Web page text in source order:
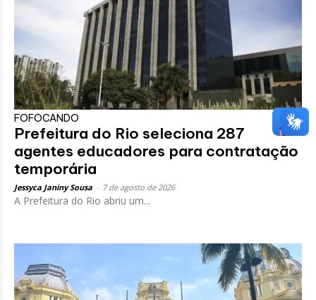
FOFOCANDO
Prefeitura do Rio seleciona 287
agentes educadores para contratação
temporária
Jessyca Janiny Sousa 7 de agosto de 2026
A Prefeitura do Rio abriu um...